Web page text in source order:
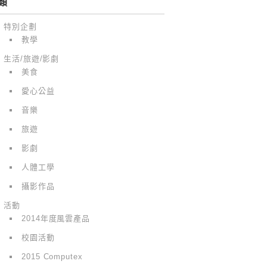
特別企劃
教學
生活/旅遊/影劇
美食
愛心公益
音樂
旅遊
影劇
人體工學
攝影作品
活動
2014年度風雲產品
校園活動
2015 Computex